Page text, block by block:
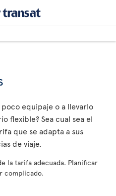
equipaje o a llevarlo
flexible? Sea cual sea el
que se adapta a sus
de viaje.
la tarifa adecuada. Planificar
complicado.